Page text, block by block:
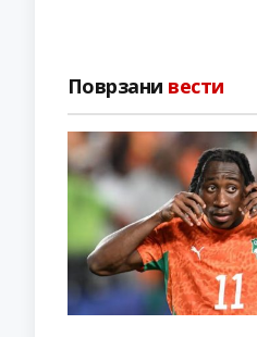
Поврзани вести